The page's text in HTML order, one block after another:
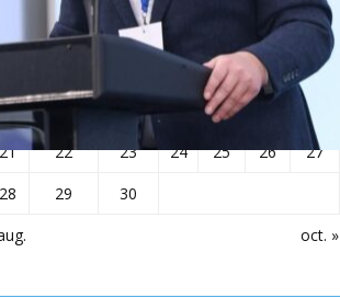
oct. »
1 2 5
6
10 11 12
13
18
20
22 23 24 25 26
27
29 30